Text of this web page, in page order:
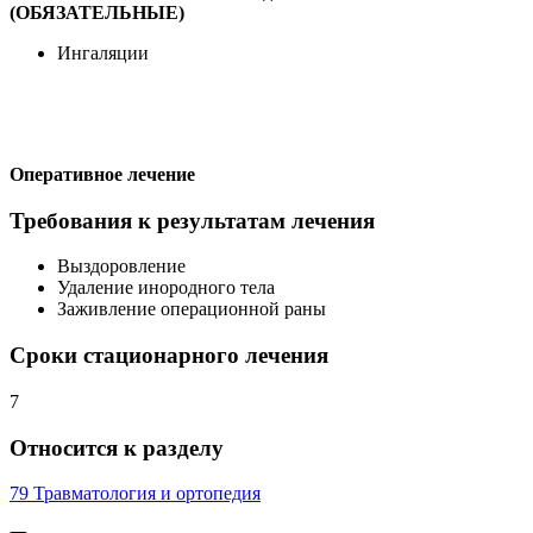
(ОБЯЗАТЕЛЬНЫЕ)
Ингаляции
Оперативное лечение
Требования к результатам лечения
Выздоровление
Удаление инородного тела
Заживление операционной раны
Сроки стационарного лечения
7
Относится к разделу
79 Травматология и ортопедия